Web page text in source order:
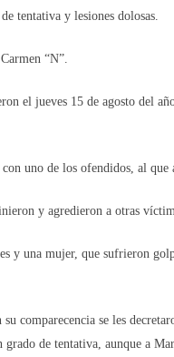
tentativa y lesiones dolosas.
“N”.
el jueves 15 de agosto del
uno de los ofendidos, al que
y agredieron a otras
y una mujer, que sufrieron
comparecencia se les
de tentativa, aunque a